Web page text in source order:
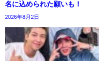
名に込められた願いも！
2026年8月2日